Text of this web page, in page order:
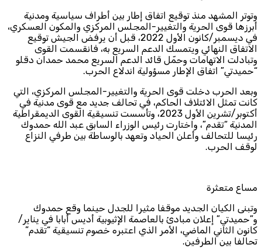
وتوتر المشهد منذ توقيع اتفاق إطار بين أطراف سياسية ومدنية
أبرزها قوى الحرية والتغيير-المجلس المركزي والمكون العسكري،
في ديسمبر/كانون الأول 2022، قبل أن يرفض الجيش توقيع
الاتفاق النهائي ويتمسك الدعم السريع به، فانقسمت القوى
وتبادلت الاتهامات وحمّل قائد الدعم السريع محمد حمدان دقلو
“حميدتي” اتفاق الإطار مسؤولية اندلاع الحرب.
وبعد الحرب دخلت قوى الحرية والتغيير-المجلس المركزي، التي
كانت تمثل الائتلاف الحاكم، في تحالف جديد مع قوى مدنية في
أكتوبر/تشرين الأول 2023، وتأسست تنسيقية القوى الديمقراطية
المدنية “تقدم”، واختارت رئيس الوزراء السابق عبد الله حمدوك
رئيسا للتحالف وأعلن الحياد وتعهد بالوساطة بين طرفي النزاع
لوقف الحرب.
مساع متعثرة
وتبنى الكيان الجديد موقفا مثيرا للجدل حينما وقع حمدوك
و”حميدتي” إعلان مبادئ بالعاصمة الإثيوبية أديس أبابا في يناير/
كانون الثاني الماضي، الأمر الذي اعتبره خصوم تنسيقية “تقدم”
تحالفا بين الطرفين.